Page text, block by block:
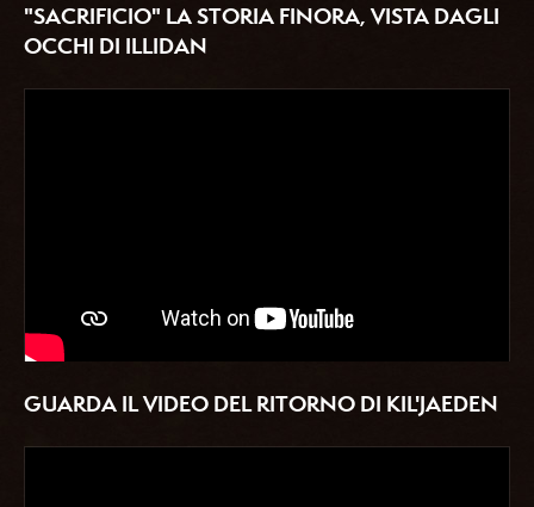
"SACRIFICIO" LA STORIA FINORA, VISTA DAGLI
OCCHI DI ILLIDAN
GUARDA IL VIDEO DEL RITORNO DI KIL'JAEDEN